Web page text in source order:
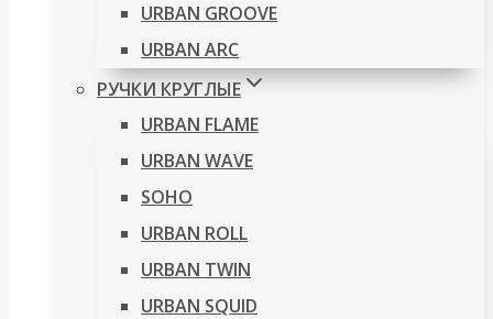
URBAN GROOVE
URBAN ARC
РУЧКИ КРУГЛЫЕ
URBAN FLAME
URBAN WAVE
SOHO
URBAN ROLL
URBAN TWIN
URBAN SQUID